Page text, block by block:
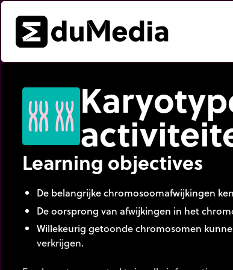
Learning objectives
De belangrijke chromosoomafwijkingen
De oorsprong van afwijkingen in het
Willekeurig getoonde chromosomen
verkrijgen.